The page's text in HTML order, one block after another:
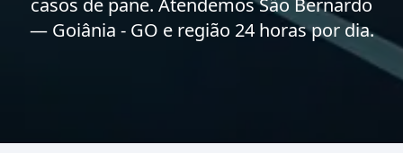
— Goiânia - GO e região 24 horas por dia.